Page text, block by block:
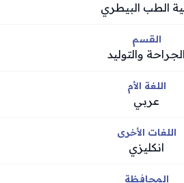
الطب البيطري
القسم
الجراحة والتوليد
اللغة الأم
عربي
اللغات الأخرى
انكليزي
المحافظة